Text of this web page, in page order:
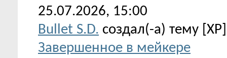
25.07.2026, 15:00
Bullet S.D. создал(-а) тему
Завершенное в мейкере